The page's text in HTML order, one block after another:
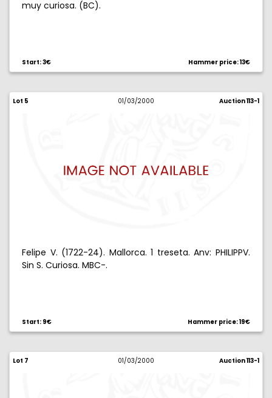
muy curiosa. (BC).
Start: 3€ Hammer price: 13€
Lot 5 01/03/2000 Auction 113-1
Felipe V. (1722-24). Mallorca. 1 treseta. Anv: PHILIPPV.
Sin S. Curiosa. MBC-.
Start: 9€ Hammer price: 19€
Lot 7 01/03/2000 Auction 113-1